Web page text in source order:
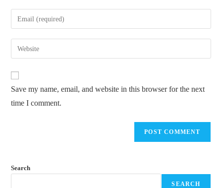
Save my name, email, and website in this browser for the next
time I comment.
Search
SEARCH